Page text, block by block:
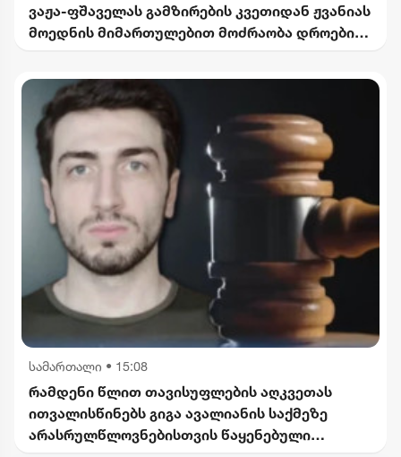
ვაჟა-ფშაველას გამზირების კვეთიდან ჟვანიას
მოედნის მიმართულებით მოძრაობა დროებით
სამართალი • 15:08
რამდენი წლით თავისუფლების აღკვეთას
ითვალისწინებს გიგა ავალიანის საქმეზე
არასრულწლოვნებისთვის წაყენებული